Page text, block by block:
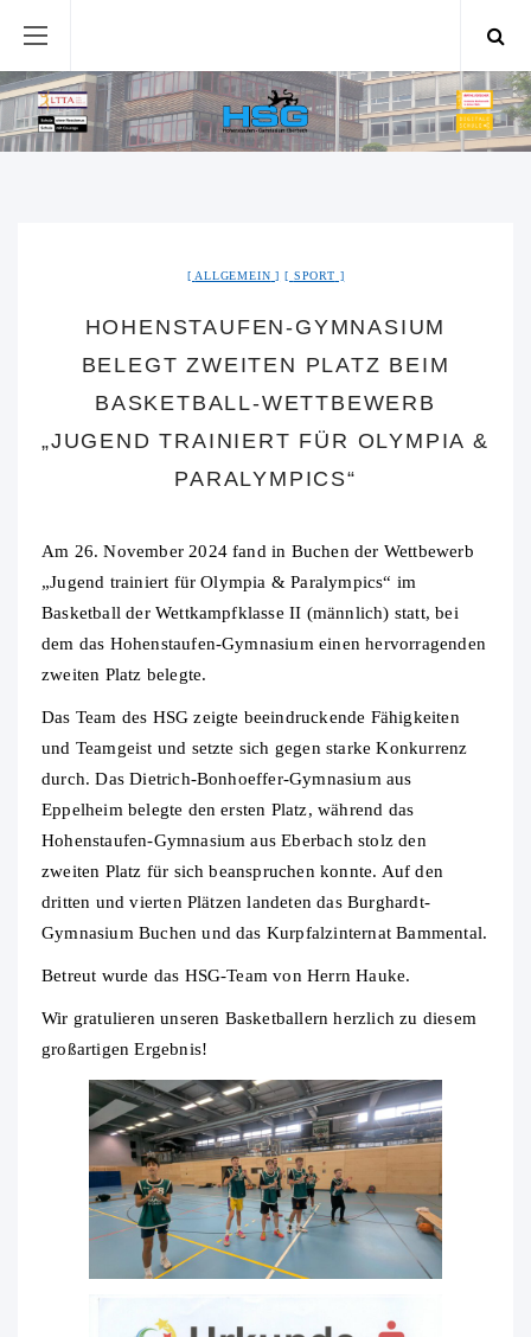
ALLGEMEIN SPORT
HOHENSTAUFEN-GYMNASIUM
BELEGT ZWEITEN PLATZ BEIM
BASKETBALL-WETTBEWERB
„JUGEND TRAINIERT FÜR OLYMPIA &
PARALYMPICS“
Am 26. November 2024 fand in Buchen der Wettbewerb
„Jugend trainiert für Olympia & Paralympics“ im
Basketball der Wettkampfklasse II (männlich) statt, bei
dem das Hohenstaufen-Gymnasium einen hervorragenden
zweiten Platz belegte.
Das Team des HSG zeigte beeindruckende Fähigkeiten
und Teamgeist und setzte sich gegen starke Konkurrenz
durch. Das Dietrich-Bonhoeffer-Gymnasium aus
Eppelheim belegte den ersten Platz, während das
Hohenstaufen-Gymnasium aus Eberbach stolz den
zweiten Platz für sich beanspruchen konnte. Auf den
dritten und vierten Plätzen landeten das Burghardt-
Gymnasium Buchen und das Kurpfalzinternat Bammental.
Betreut wurde das HSG-Team von Herrn Hauke.
Wir gratulieren unseren Basketballern herzlich zu diesem
großartigen Ergebnis!